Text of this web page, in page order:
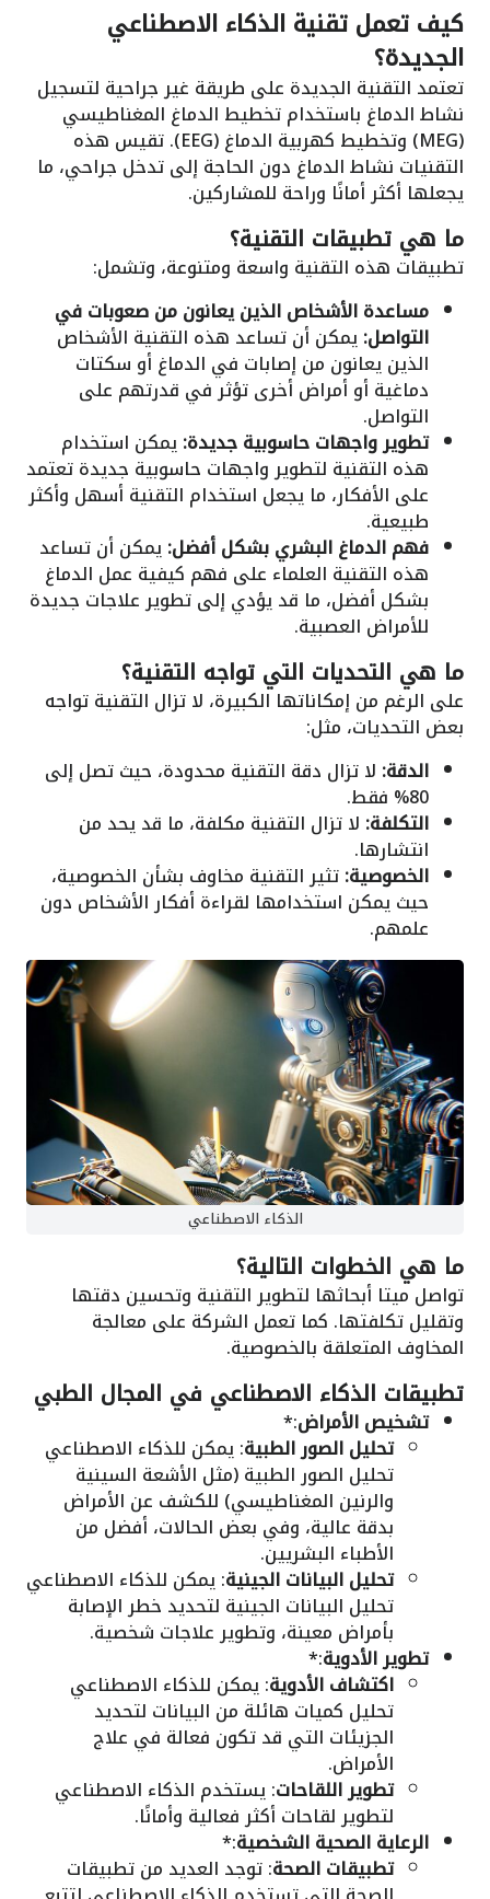
كيف تعمل تقنية الذكاء الاصطناعي
الجديدة؟
تعتمد التقنية الجديدة على طريقة غير جراحية لتسجيل
نشاط الدماغ باستخدام تخطيط الدماغ المغناطيسي
(MEG) وتخطيط كهربية الدماغ (EEG). تقيس هذه
التقنيات نشاط الدماغ دون الحاجة إلى تدخل جراحي، ما
يجعلها أكثر أمانًا وراحة للمشاركين.
ما هي تطبيقات التقنية؟
تطبيقات هذه التقنية واسعة ومتنوعة، وتشمل:
مساعدة الأشخاص الذين يعانون من صعوبات في
التواصل:يمكن أن تساعد هذه التقنية الأشخاص
الذين يعانون من إصابات في الدماغ أو سكتات
دماغية أو أمراض أخرى تؤثر في قدرتهم على
التواصل.
تطوير واجهات حاسوبية جديدة:يمكن استخدام
هذه التقنية لتطوير واجهات حاسوبية جديدة تعتمد
على الأفكار، ما يجعل استخدام التقنية أسهل وأكثر
طبيعية.
فهم الدماغ البشري بشكل أفضل:يمكن أن تساعد
هذه التقنية العلماء على فهم كيفية عمل الدماغ
بشكل أفضل، ما قد يؤدي إلى تطوير علاجات جديدة
للأمراض العصبية.
ما هي التحديات التي تواجه التقنية؟
على الرغم من إمكاناتها الكبيرة، لا تزال التقنية تواجه
بعض التحديات، مثل:
الدقة: لا تزال دقة التقنية محدودة، حيث تصل إلى
80% فقط.
التكلفة: لا تزال التقنية مكلفة، ما قد يحد من
انتشارها.
الخصوصية:تثير التقنية مخاوف بشأن الخصوصية،
حيث يمكن استخدامها لقراءة أفكار الأشخاص دون
علمهم.
الذكاء الاصطناعي
ما هي الخطوات التالية؟
تواصل ميتا أبحاثها لتطوير التقنية وتحسين دقتها
وتقليل تكلفتها. كما تعمل الشركة على معالجة
المخاوف المتعلقة بالخصوصية.
تطبيقات الذكاء الاصطناعي في المجال الطبي
تشخيص الأمراض:*
تحليل الصور الطبية: يمكن للذكاء الاصطناعي
تحليل الصور الطبية (مثل الأشعة السينية
والرنين المغناطيسي) للكشف عن الأمراض
بدقة عالية، وفي بعض الحالات، أفضل من
الأطباء البشريين.
تحليل البيانات الجينية: يمكن للذكاء الاصطناعي
تحليل البيانات الجينية لتحديد خطر الإصابة
بأمراض معينة، وتطوير علاجات شخصية.
تطوير الأدوية:*
اكتشاف الأدوية: يمكن للذكاء الاصطناعي
تحليل كميات هائلة من البيانات لتحديد
الجزيئات التي قد تكون فعالة في علاج
الأمراض.
تطوير اللقاحات: يستخدم الذكاء الاصطناعي
لتطوير لقاحات أكثر فعالية وأمانًا.
الرعاية الصحية الشخصية:*
تطبيقات الصحة: توجد العديد من تطبيقات